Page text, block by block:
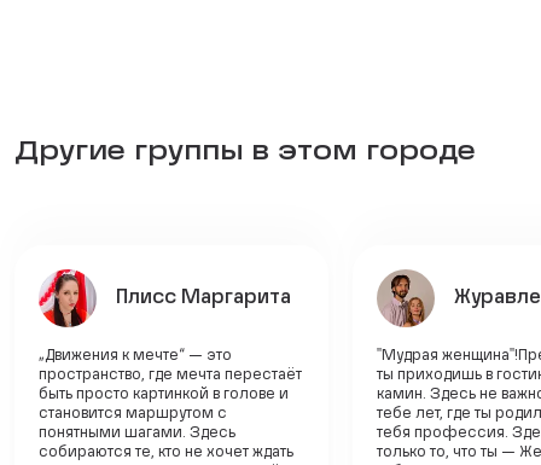
Другие группы в этом городе
Плисс Маргарита
„Движения к мечте“ — это
пространство, где мечта перестаёт
быть просто картинкой в голове и
становится маршрутом с
понятными шагами. Здесь
собираются те, кто не хочет ждать
"Мудрая
ты приходишь в
камин. Здесь не
тебе лет, где ты
тебя профессия.
только то, что ты —